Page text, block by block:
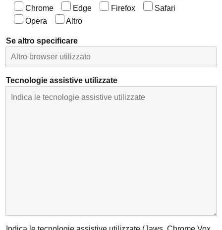
Chrome
Edge Firefox
Safari
Opera
Altro
Se altro specificare
Tecnologie assistive utilizzate